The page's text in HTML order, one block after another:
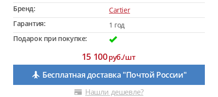
Бренд:
Cartier
Гарантия:
1 год
Подарок при покупке:
15 100руб./шт
Бесплатная доставка "Почтой России"
Нашли дешевле?